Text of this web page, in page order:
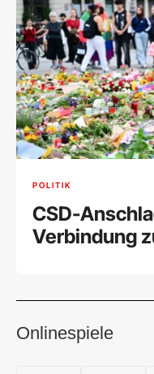
POLITIK
CSD-
Verbindung
Onlinespiele